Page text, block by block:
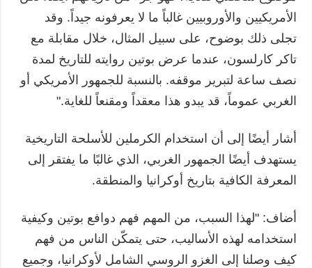
الأمريكيين والأوروبيين غالباً ما لا يعرفونه جيداً. وقد
تجلى ذلك بوضوح، على سبيل المثال، خلال مقابلة مع
تاكر كارلسون، عندما عرض بوتين روايته للتاريخ لمدة
نصف ساعة لتبرير موقفه. بالنسبة للجمهور الأمريكي أو
الغربي عموماً، قد يبدو هذا معقداً ومقنعاً للغاية."
أشار أيضًا إلى أن استخدام الكرملين للأسلحة التاريخية
يستهدف أيضًا الجمهور الغربي، الذي غالبًا ما يفتقر إلى
المعرفة الكافية بتاريخ أوكرانيا والمنطقة.
أضاف: "لهذا السبب، من المهم فهم دوافع بوتين وكيفية
استخدامه لهذه الأساليب، حتى يتمكّن الناس من فهم
كيف وصلنا إلى الغزو الروسي الشامل لأوكرانيا، وجميع